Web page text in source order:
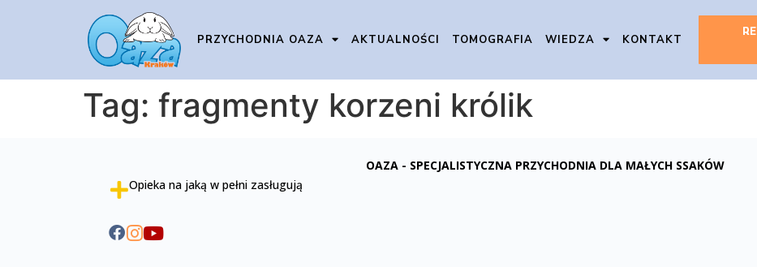
PRZYCHODNIA OAZA AKTUALNOŚCI TOMOGRAFIA WIEDZA KONTAKT
Tag: fragmenty korzeni królik
OAZA - SPECJALISTYCZNA PRZYCHODNIA DLA MAŁYCH SSAKÓW
Opieka na jaką w pełni zasługują